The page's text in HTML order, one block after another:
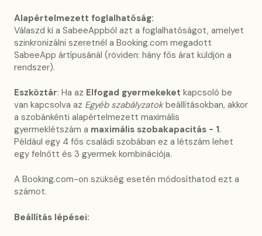
Alapértelmezett foglalhatóság:
Válaszd ki a SabeeAppból azt a foglalhatóságot, amelyet
szinkronizálni szeretnél a Booking.com megadott
SabeeApp ártípusánál (röviden: hány fős árat küldjön a
rendszer).
Eszköztár: Ha az Elfogad gyermekeket kapcsoló be
van kapcsolva az Egyéb szabályzatokbeállításokban, akkor
a szobánkénti alapértelmezett maximális
gyermeklétszám a maximális szobakapacitás - 1.
Például egy 4 fős családi szobában ez a létszám lehet
egy felnőtt és 3 gyermek kombinációja.
A Booking.com-on szükség esetén módosíthatod ezt a
számot.
Beállítás lépései: